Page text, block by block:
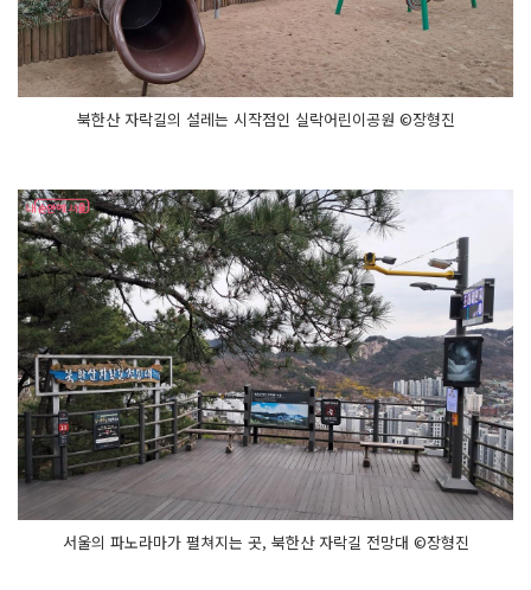
북한산 자락길의 설레는 시작점인 실락어린이공원 ©장형진
서울의 파노라마가 펼쳐지는 곳, 북한산 자락길 전망대 ©장형진